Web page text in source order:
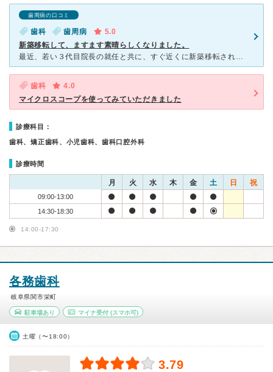
歯周病の口コミ
歯科 歯周病
5.0
新築移転して、ますます素晴らしくなりました。
最近、若い３代目院長の就任と共に、すぐ近くに新築移転されました。外観内装ともに素晴らしく、システムや設備も現代にあわせて新しく換えられ、素敵な歯医者さんです。先代や先々代の先生も、素晴らしいお人柄でし
歯科
4.0
マイクロスコープを使ってみていただきました
診療科目：
歯科、矯正歯科、小児歯科、歯科口腔外科
診療時間
月 火 水 木 金 土 日 祝
09:00-13:00
14:30-18:30
14:00-17:30
各務歯科
岐阜県関市栄町
駐車場あり マイナ受付(スマホ可)
土曜（〜18:00）
3.79